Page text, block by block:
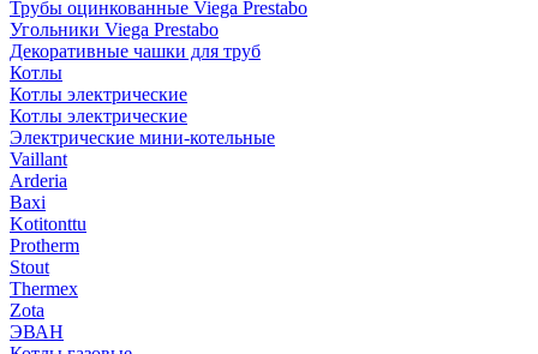
Трубы оцинкованные Viega Prestabo
Угольники Viega Prestabo
Декоративные чашки для труб
Котлы
Котлы электрические
Котлы электрические
Электрические мини-котельные
Vaillant
Arderia
Baxi
Kotitonttu
Protherm
Stout
Thermex
Zota
ЭВАН